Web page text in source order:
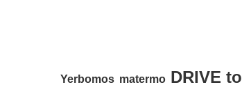
Yerbomos matermo DRIVE to